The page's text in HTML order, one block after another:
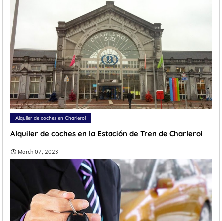
Alquiler de coches en Charleroi
Alquiler de coches en la Estación de Tren de Charleroi
March 07, 2023